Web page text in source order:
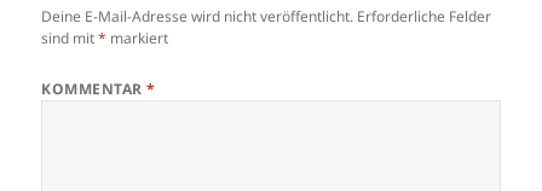
Deine E-Mail-Adresse wird nicht veröffentlicht. Erforderliche Felder
sind mit* markiert
KOMMENTAR*